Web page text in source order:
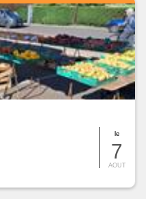
le
7
AOUT